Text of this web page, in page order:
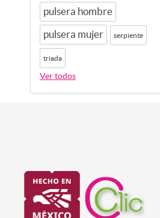
pulsera hombre
pulsera mujer serpiente
triada
Ver todos